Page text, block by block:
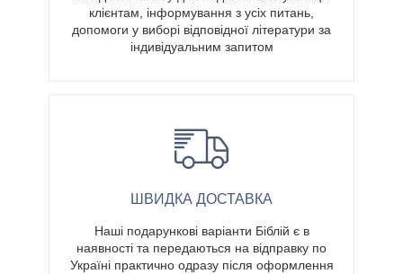
клієнтам, інформування з усіх питань,
допомоги у виборі відповідної літератури за
індивідуальним запитом
ШВИДКА ДОСТАВКА
Наші подарункові варіанти Біблій є в
наявності та передаються на відправку по
Україні практично одразу після оформлення